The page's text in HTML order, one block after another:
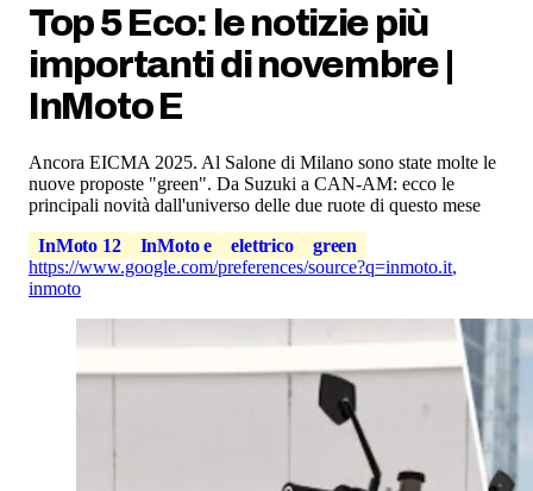
Top 5 Eco: le notizie più
importanti di novembre |
InMoto E
Ancora EICMA 2025. Al Salone di Milano sono state molte le
nuove proposte "green". Da Suzuki a CAN-AM: ecco le
principali novità dall'universo delle due ruote di questo mese
InMoto 12
InMoto e elettrico
green
https://www.google.com/preferences/source?q=inmoto.it,
inmoto